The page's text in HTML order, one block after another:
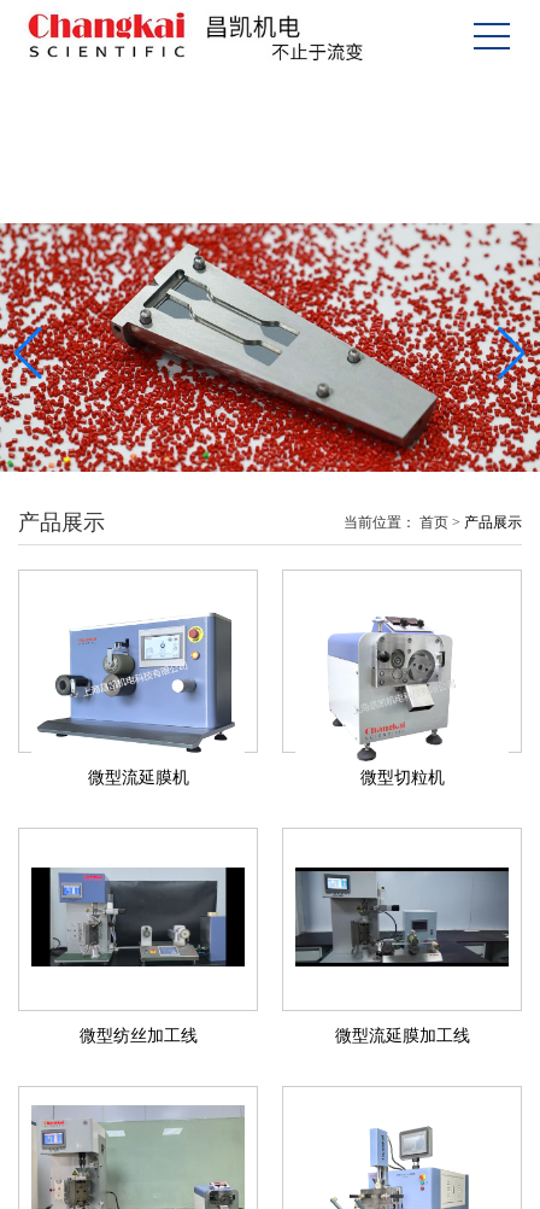
产品展示 当前位置： 首页 > 产品展示
微型流延膜机 微型切粒机
微型纺丝加工线 微型流延膜加工线